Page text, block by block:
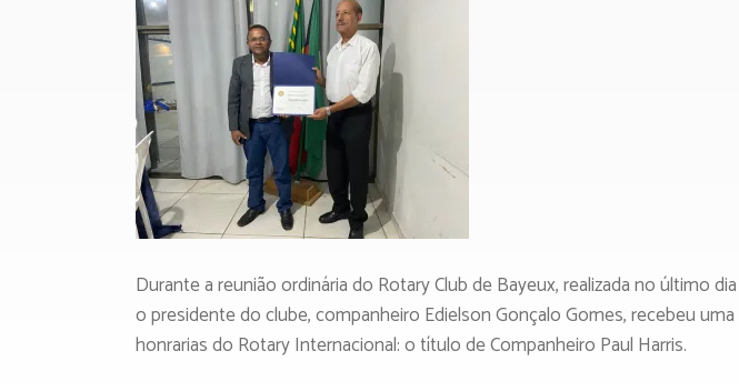
Durante a reunião ordinária do Rotary Club de Bayeux, realizada no último
o presidente do clube, companheiro Edielson Gonçalo Gomes, recebeu
honrarias do Rotary Internacional: o título de Companheiro Paul Harris.